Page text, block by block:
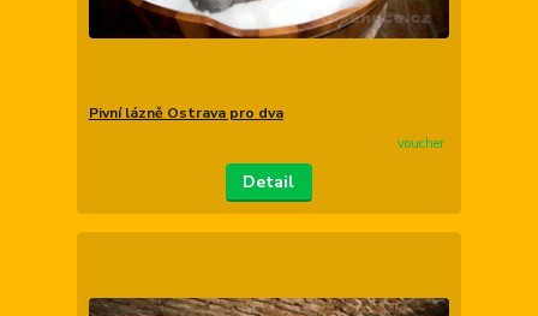
Pivní lázně Ostrava pro dva
voucher
Detail